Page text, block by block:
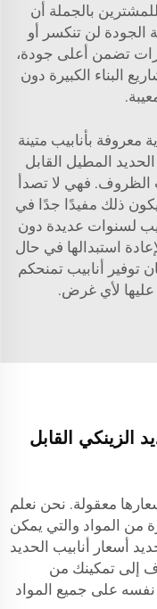
بالجملة أن
الجودة لن تنكسر أو
تضمن أعلى جودة،
البناء الكبيرة دون
معروفة بأنابيب متينة
المطيل القابل
أصعب الظروف. فهي لا تصدأ
ذلك مفيدًا جدًا في
لسنوات عديدة دون
استبدالها في حال
أنابيب تمنحكم
عليها لأي غرض.
الزينكي القابل
معقولة. نحن نعلم
من المواد والتي يمكن
أسعار أنابيب الحديد
نهدف إلى تمكينك من
نفسه على جميع المواد